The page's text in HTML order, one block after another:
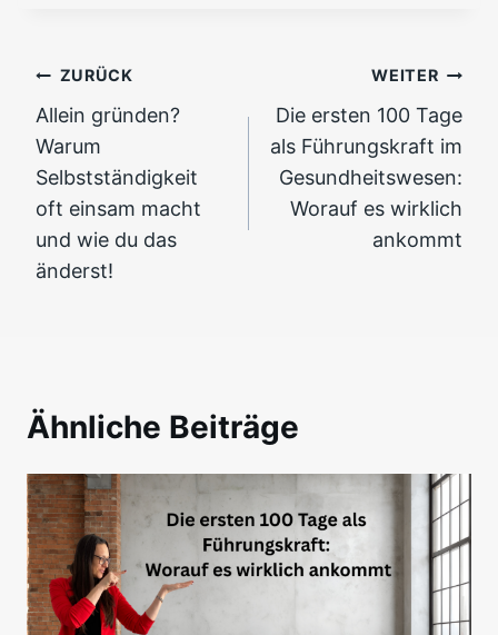
Beitragsnavigation
ZURÜCK
Allein gründen?
Warum
Selbstständigkeit
oft einsam macht
und wie du das
änderst!
WEITER
Die ersten 100 Tage
als Führungskraft im
Gesundheitswesen:
Worauf es wirklich
ankommt
Ähnliche Beiträge